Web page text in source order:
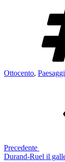
Ottocento,
Precedente
Durand-Ruel il